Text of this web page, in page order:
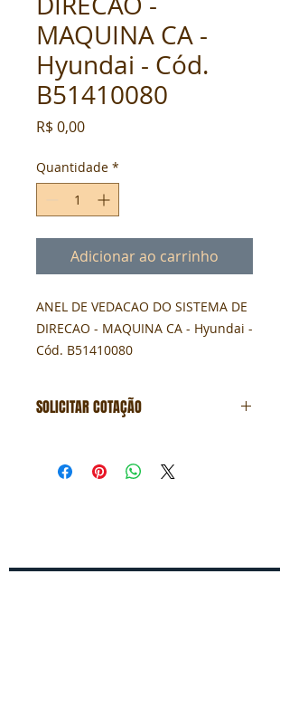
MAQUINA CA -
Hyundai - Cód.
B51410080
R$ 0,00Preço
Quantidade *
Adicionar ao carrinho
ANEL DE VEDACAO DO SISTEMA DE
DIRECAO - MAQUINA CA - Hyundai -
Cód. B51410080
SOLICITAR COTAÇÃO